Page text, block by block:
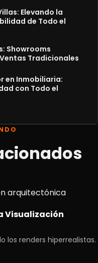
Elevando la
de Todo el
Showrooms
Tradicionales
en Inmobiliaria:
con Todo el
Visualización
los renders hiperrealistas.